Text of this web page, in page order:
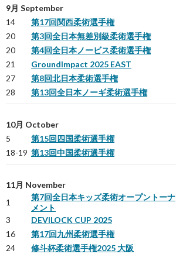
9月 September
14
第17回関西柔術選手権
20
第3回全日本無差別級柔術選手権
20
第4回全日本ノービス柔術選手権
21
GroundImpact 2025 EAST
27
第8回北日本柔術選手権
28
第13回全日本ノーギ柔術選手権
10月 October
5
第15回四国柔術選手権
18-19 第13回中国柔術選手権
11月 November
1
第7回全日本キッズ柔術オープントーナ
メント
3
DEVILOCK CUP 2025
16
第17回九州柔術選手権
24
修斗杯柔術選手権2025 大阪